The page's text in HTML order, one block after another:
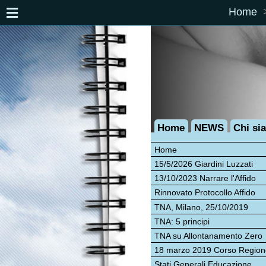
Home
15/5/2026 Giardini Luzzati
13/10/2023 Narrare l'Affido
Rinnovato Protocollo Affido
TNA, Milano, 25/10/2019
TNA: 5 principi
TNA su Allontanamento Zero
18 marzo 2019 Corso Regione
Stati Generali Educazione
Incontro allo Zenzero